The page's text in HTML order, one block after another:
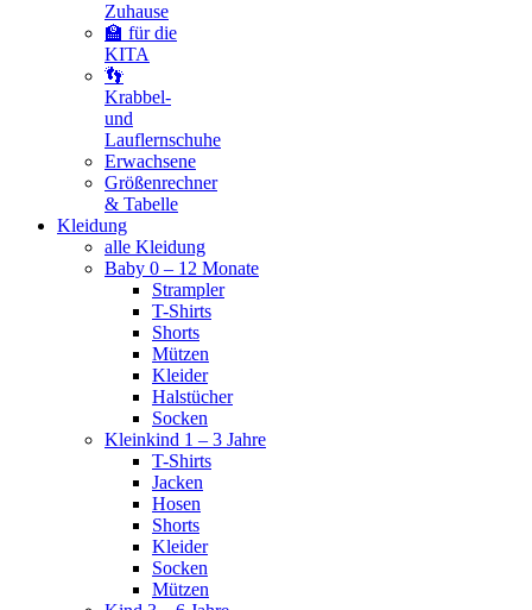
Zuhause
🏫 für die
KITA
👣
Krabbel-
und
Lauflernschuhe
Erwachsene
Größenrechner
& Tabelle
Kleidung
alle Kleidung
Baby 0 – 12 Monate
Strampler
T-Shirts
Shorts
Mützen
Kleider
Halstücher
Socken
Kleinkind 1 – 3 Jahre
T-Shirts
Jacken
Hosen
Shorts
Kleider
Socken
Mützen